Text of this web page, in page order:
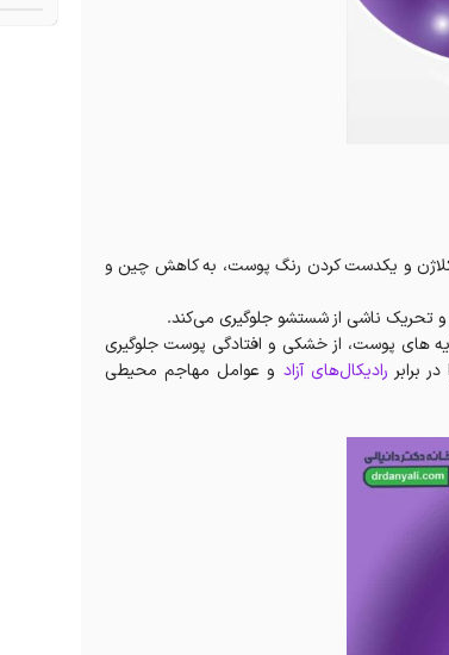
کلاژن و یکدست کردن رنگ پوست، به کاهش چین و
ناشی از شستشو جلوگیری می‌کند.
های پوست، از خشکی و افتادگی پوست جلوگیری
برابر رادیکال‌های آزاد و عوامل مهاجم محیطی